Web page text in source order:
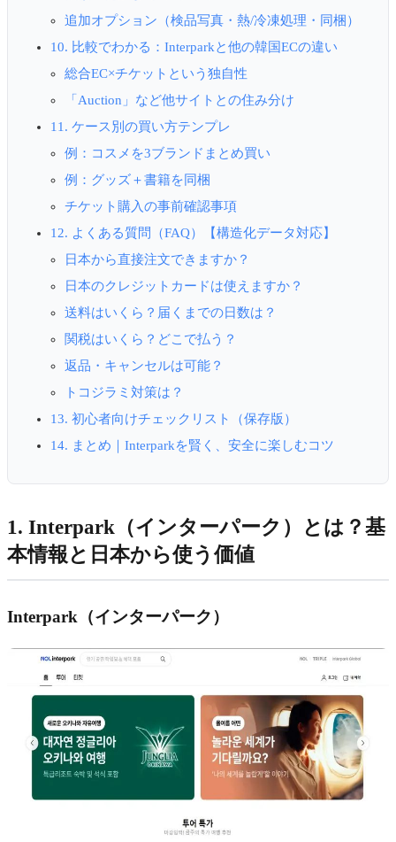
追加オプション（検品写真・熱/冷凍処理・同梱）
10. 比較でわかる：Interparkと他の韓国ECの違い
総合EC×チケットという独自性
「Auction」など他サイトとの住み分け
11. ケース別の買い方テンプレ
例：コスメを3ブランドまとめ買い
例：グッズ＋書籍を同梱
チケット購入の事前確認事項
12. よくある質問（FAQ）【構造化データ対応】
日本から直接注文できますか？
日本のクレジットカードは使えますか？
送料はいくら？届くまでの日数は？
関税はいくら？どこで払う？
返品・キャンセルは可能？
トコジラミ対策は？
13. 初心者向けチェックリスト（保存版）
14. まとめ｜Interparkを賢く、安全に楽しむコツ
1. Interpark（インターパーク）とは？基
本情報と日本から使う価値
Interpark（インターパーク）